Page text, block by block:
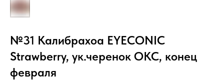
№31 Калибрахоа EYECONIC
Strawberry, ук.черенок ОКС, конец
февраля